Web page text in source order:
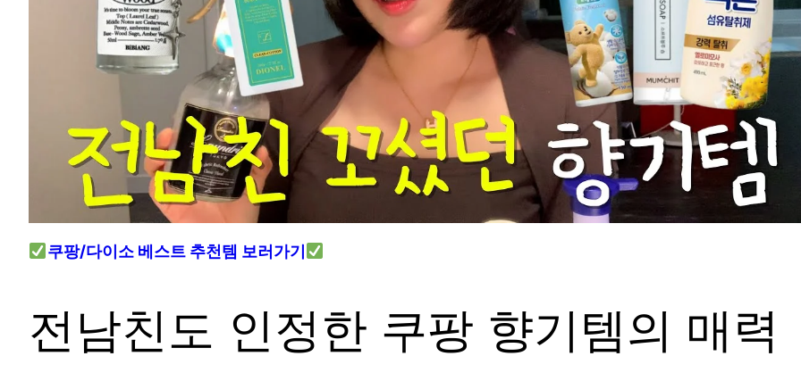
쿠팡/다이소 베스트 추천템 보러가기
전남친도 인정한 쿠팡 향기템의 매력